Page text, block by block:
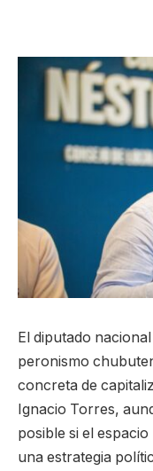
El diputado
peronismo
concreta de
Ignacio Torres,
posible si el
una estrategia